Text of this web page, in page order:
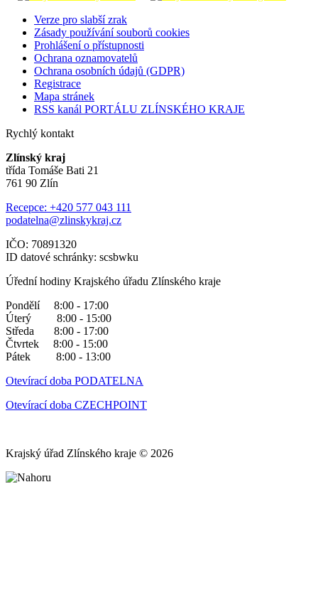
Verze pro slabší zrak
Zásady používání souborů cookies
Prohlášení o přístupnosti
Ochrana oznamovatelů
Ochrana osobních údajů (GDPR)
Registrace
Mapa stránek
RSS kanál PORTÁLU ZLÍNSKÉHO KRAJE
Rychlý kontakt
Zlínský kraj
třída Tomáše Bati 21
761 90 Zlín
Recepce: +420 577 043 111
podatelna@zlinskykraj.cz
IČO: 70891320
ID datové schránky: scsbwku
Úřední hodiny Krajského úřadu Zlínského kraje
Pondělí 8:00 - 17:00
Úterý 8:00 - 15:00
Středa 8:00 - 17:00
Čtvrtek 8:00 - 15:00
Pátek 8:00 - 13:00
Otevírací doba PODATELNA
Otevírací doba CZECHPOINT
Krajský úřad Zlínského kraje © 2026